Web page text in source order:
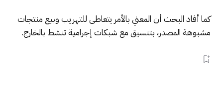
كما أفاد البحث أن المعني بالأمر يتعاطى للتهريب وبيع منتجات
مشبوهة المصدر، بتنسيق مع شبكات إجرامية تنشط بالخارج.